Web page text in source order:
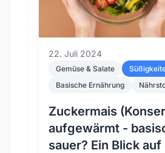
22. Juli 2024
Gemüse & Salate
Basische Ernährung
Zuckermais
aufgewärmt -
sauer? Ein Blick auf